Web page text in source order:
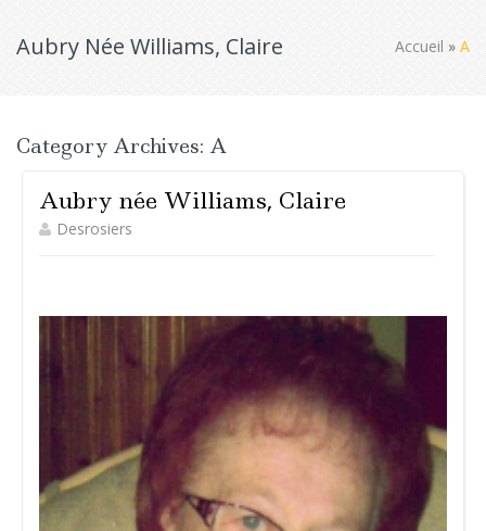
Aubry Née Williams, Claire Accueil » A
Category Archives: A
Aubry née Williams, Claire
Desrosiers